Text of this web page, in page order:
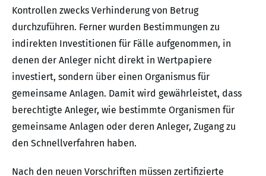
Kontrollen zwecks Verhinderung von Betrug
durchzuführen. Ferner wurden Bestimmungen zu
indirekten Investitionen für Fälle aufgenommen, in
denen der Anleger nicht direkt in Wertpapiere
investiert, sondern über einen Organismus für
gemeinsame Anlagen. Damit wird gewährleistet, dass
berechtigte Anleger, wie bestimmte Organismen für
gemeinsame Anlagen oder deren Anleger, Zugang zu
den Schnellverfahren haben.
Nach den neuen Vorschriften müssen zertifizierte